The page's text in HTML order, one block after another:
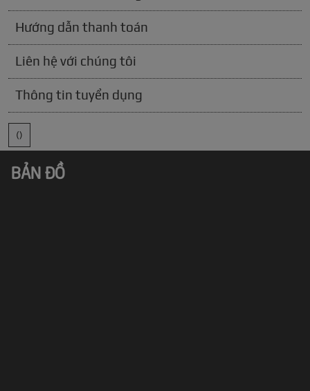
Hướng dẫn thanh toán
Liên hệ với chúng tôi
Thông tin tuyển dụng
()
BẢN ĐỒ